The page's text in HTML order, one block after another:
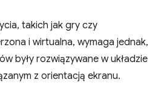
takich jak gry czy
i wirtualna, wymaga jednak,
były rozwiązywane w układzie
z orientacją ekranu.